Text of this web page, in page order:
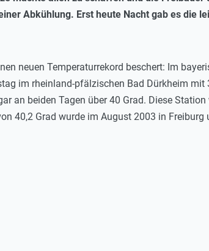
Abkühlung. Erst heute Nacht gab es die
neuen Temperaturrekord beschert: Im
im rheinland-pfälzischen Bad Dürkheim mit
an beiden Tagen über 40 Grad. Diese
40,2 Grad wurde im August 2003 in Freiburg